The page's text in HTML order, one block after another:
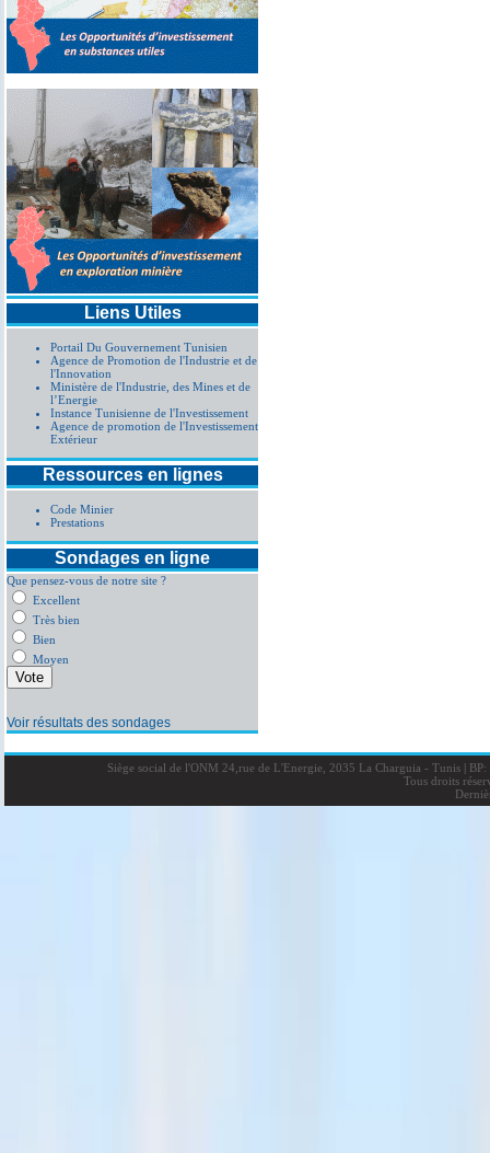
Liens Utiles
Portail Du Gouvernement Tunisien
Agence de Promotion de l'Industrie et de
l'Innovation
Ministère de l'Industrie, des Mines et de
l’Energie
Instance Tunisienne de l'Investissement
Agence de promotion de l'Investissement
Extérieur
Ressources en lignes
Code Minier
Prestations
Sondages en ligne
Que pensez-vous de notre site ?
Excellent
Très bien
Bien
Moyen
Voir résultats des sondages
Siège social de l'ONM 24,rue de L'Energie, 2035 La Charguia - Tunis |BP:
Tous droits